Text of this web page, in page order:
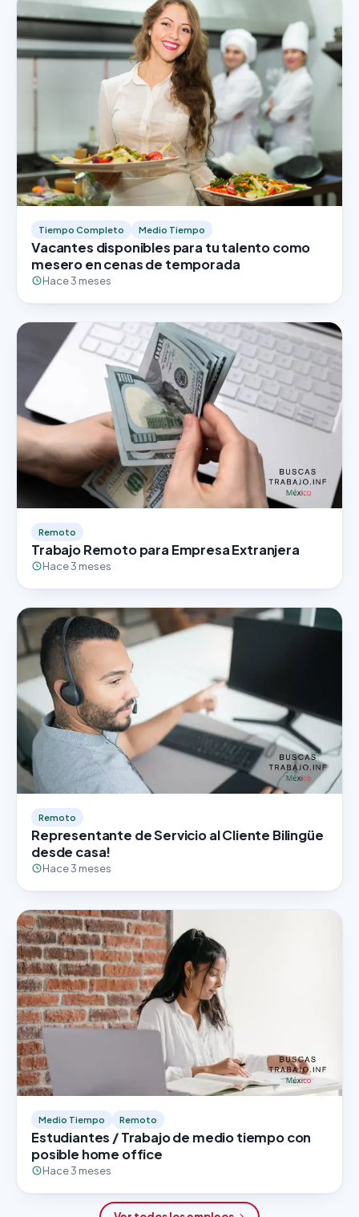
Tiempo Completo Medio Tiempo
Vacantes disponibles para tu talento como
mesero en cenas de temporada
Hace 3 meses
Remoto
Trabajo Remoto para Empresa Extranjera
Hace 3 meses
Remoto
Representante de Servicio al Cliente Bilingüe
desde casa!
Hace 3 meses
Medio Tiempo Remoto
Estudiantes / Trabajo de medio tiempo con
posible home office
Hace 3 meses